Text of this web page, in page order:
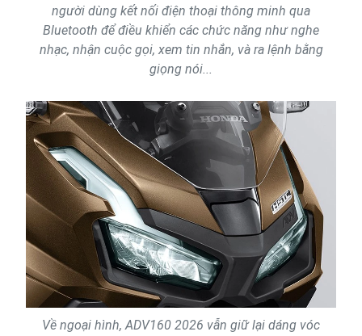
người dùng kết nối điện thoại thông minh qua
Bluetooth để điều khiển các chức năng như nghe
nhạc, nhận cuộc gọi, xem tin nhắn, và ra lệnh bằng
giọng nói...
Về ngoại hình, ADV160 2026 vẫn giữ lại dáng vóc